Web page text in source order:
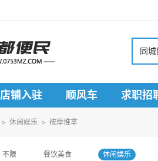
同
店铺入驻 顺风车 求职招
> 休闲娱乐 > 按摩推拿
不限 餐饮美食 休闲娱乐